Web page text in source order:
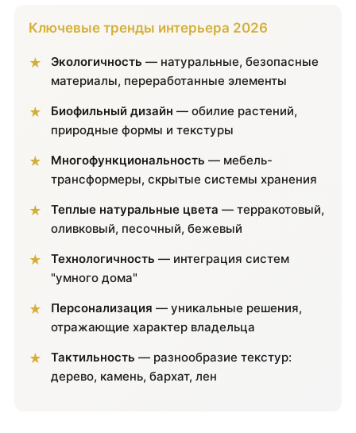
Ключевые тренды интерьера 2026
Экологичность — натуральные, безопасные
материалы, переработанные элементы
Биофильный дизайн — обилие растений,
природные формы и текстуры
Многофункциональность — мебель-
трансформеры, скрытые системы хранения
Теплые натуральные цвета — терракотовый,
оливковый, песочный, бежевый
Технологичность — интеграция систем
"умного дома"
Персонализация — уникальные решения,
отражающие характер владельца
Тактильность — разнообразие текстур:
дерево, камень, бархат, лен